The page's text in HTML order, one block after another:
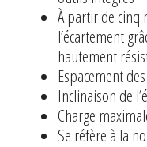
À partir de cinq
l’écartement
hautement
Espacement
Inclinaison de
Charge
Se réfère à la